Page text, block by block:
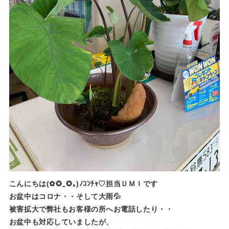
こんにちは(✿✪‿✪｡)ﾉｺﾝﾁｬ♡担当ＵＭＩです
お盆中はコロナ・・そして大雨💦
被害拡大で弊社もお客様の所へお電話したり・・
お盆中も対応していましたが、